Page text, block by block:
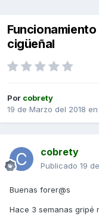
cigüeñal
Por cobrety
19 de Marzo del 2018 en
cobrety
Publicado 19
Buenas forer@s
Hace 3 semanas gripé